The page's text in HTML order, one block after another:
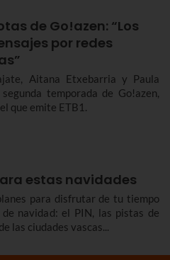
de Go!azen: “Los
por redes
Aitana Etxebarria y Paula
temporada de Go!azen,
que emite ETB1.
estas navidades
para disfrutar de tu tiempo
navidad: el PIN, las pistas de
las ciudades vascas...